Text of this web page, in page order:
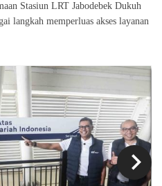
Stasiun LRT Jabodebek Dukuh
langkah memperluas akses layanan
chevron_right